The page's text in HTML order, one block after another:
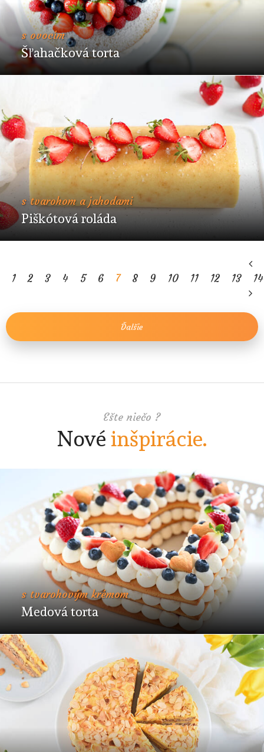
s ovocím
Šľahačková torta
s tvarohom a jahodami
Piškótová roláda
1 2 3 4 5 6 7 8 9 10 11 12 13 14
Ďalšie
Ešte niečo ?
Nové inšpirácie.
s tvarohovým krémom
Medová torta